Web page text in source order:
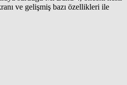
ve gelişmiş bazı özellikleri ile